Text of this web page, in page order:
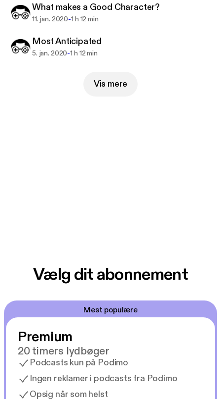
What makes a Good Character?
11. jan. 2020-1 h 12 min
Most Anticipated
5. jan. 2020-1 h 12 min
Vis mere
Vælg dit abonnement
Mest populære
Premium
20 timers lydbøger
Podcasts kun på Podimo
Ingen reklamer i podcasts fra Podimo
Opsig når som helst